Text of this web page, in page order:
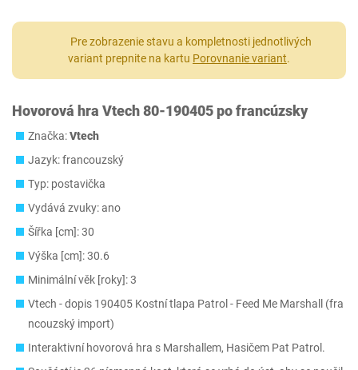
Pre zobrazenie stavu a kompletnosti jednotlivých
variant prepnite na kartu Porovnanie variant.
Hovorová hra Vtech 80-190405 po francúzsky
Značka:Vtech
Jazyk: francouzský
Typ: postavička
Vydává zvuky: ano
Šířka [cm]: 30
Výška [cm]: 30.6
Minimální věk [roky]: 3
Vtech - dopis 190405 Kostní tlapa Patrol - Feed Me Marshall (fra
ncouzský import)
Interaktivní hovorová hra s Marshallem, Hasičem Pat Patrol.